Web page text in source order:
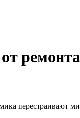
перестраивают